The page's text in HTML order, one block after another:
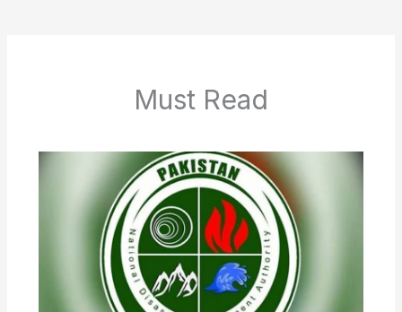
Must Read